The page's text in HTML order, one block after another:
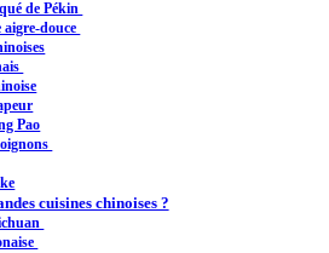
de Pékin
aigre-douce
Pao
cuisines chinoises ?